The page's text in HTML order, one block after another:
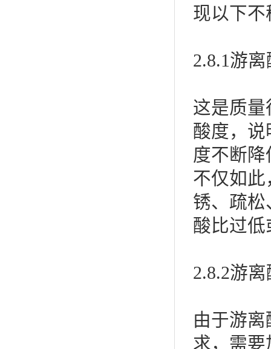
现以下不
2.8.1游
这是质
酸度，
度不断
不仅如
锈、疏
酸比过低
2.8.2游
由于游
求，需